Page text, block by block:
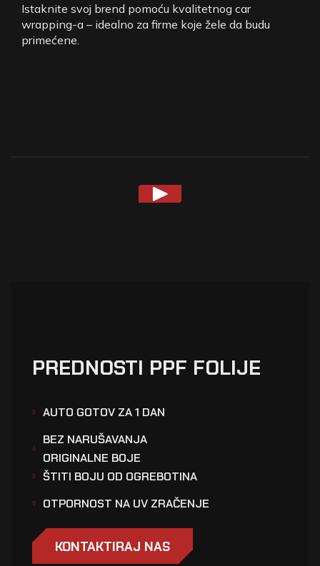
Istaknite svoj brend pomoću kvalitetnog car
wrapping-a – idealno za firme koje žele da budu
primećene.
PREDNOSTI PPF FOLIJE
AUTO GOTOV ZA 1 DAN
BEZ NARUŠAVANJA
ORIGINALNE BOJE
ŠTITI BOJU OD OGREBOTINA
OTPORNOST NA UV ZRAČENJE
KONTAKTIRAJ NAS